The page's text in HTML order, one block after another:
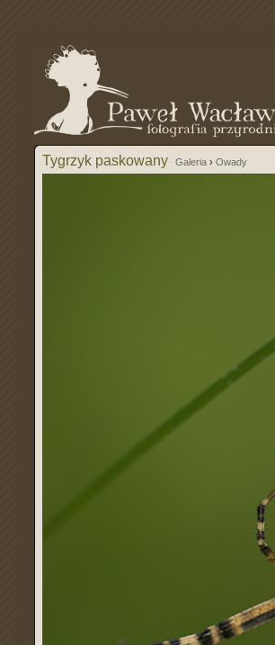
Tygrzyk paskowany Galeria › Owady